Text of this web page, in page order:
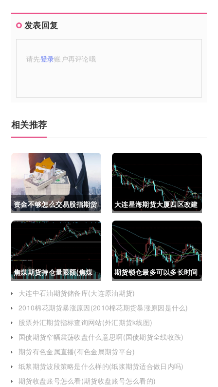
发表回复
请先登录账户再评论哦
相关推荐
资金不够怎么交易股指期货
(资金不够怎么交易股指期
货呢)
大连星海期货大厦四区改建
(大连星海广场期货大厦)
焦煤期货持仓量限额(焦煤
期货持仓量限额是多少)
期货锁仓最多可以多长时间
(期货锁仓最多可以多长时
间卖出)
大连中石油期货储备库(大连原油期货)
2010棉花期货暴涨原因(2010棉花期货暴涨原因是什么)
股票外汇期货指标查询网站(外汇期货k线图)
国债期货窄幅震荡收盘什么意思啊(国债期货全线收跌)
期货有色金属直播(有色金属期货平台)
纸浆期货波段策略是什么样的(纸浆期货适合做日内吗)
期货收盘账号怎么看(期货收盘账号怎么看的)